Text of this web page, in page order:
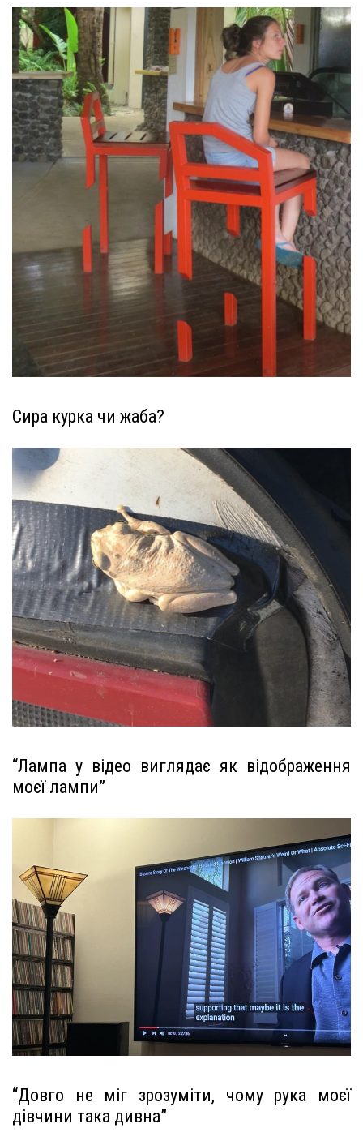
Сира курка чи жаба?
“Лампа у відео виглядає як відображення
моєї лампи”
“Довго не міг зрозуміти, чому рука моєї
дівчини така дивна”